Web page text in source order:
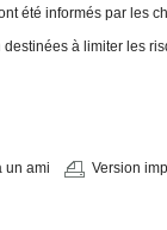
été informés par les
à limiter les
un ami Version